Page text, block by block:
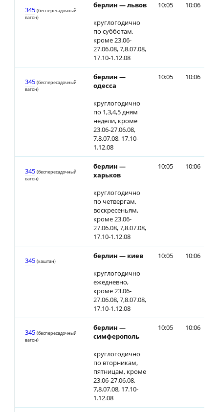
345 (беспересадочный
вагон)
берлин — львов
круглогодично
по субботам,
кроме 23.06-
27.06.08, 7,8.07.08,
17.10-1.12.08
10:05 10:06
345 (беспересадочный
вагон)
берлин —
одесса
круглогодично
по 1,3,4,5 дням
недели, кроме
23.06-27.06.08,
7,8.07.08, 17.10-
1.12.08
10:05 10:06
345 (беспересадочный
вагон)
берлин —
харьков
круглогодично
по четвергам,
воскресеньям,
кроме 23.06-
27.06.08, 7,8.07.08,
17.10-1.12.08
10:05 10:06
345 (каштан)
берлин — киев
круглогодично
ежедневно,
кроме 23.06-
27.06.08, 7,8.07.08,
17.10-1.12.08
10:05 10:06
345 (беспересадочный
вагон)
берлин —
симферополь
круглогодично
по вторникам,
пятницам, кроме
23.06-27.06.08,
7,8.07.08, 17.10-
1.12.08
10:05 10:06